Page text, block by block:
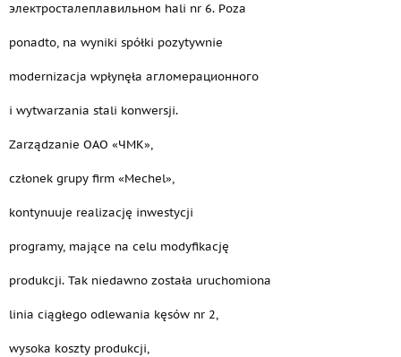
электросталеплавильном hali nr 6. Poza
ponadto, na wyniki spółki pozytywnie
modernizacja wpłynęła агломерационного
i wytwarzania stali konwersji.
Zarządzanie OAO «ЧМК»,
członek grupy firm «Mechel»,
kontynuuje realizację inwestycji
programy, mające na celu modyfikację
produkcji. Tak niedawno została uruchomiona
linia ciągłego odlewania kęsów nr 2,
wysoka koszty produkcji,